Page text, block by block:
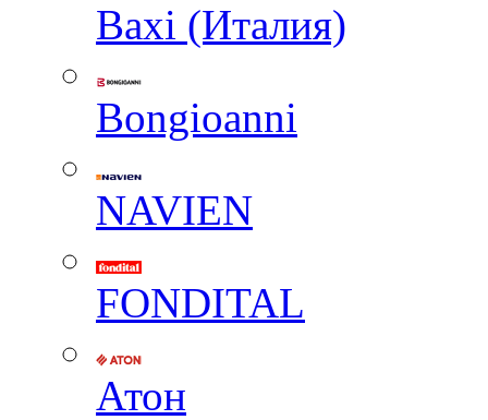
Baxi (Италия)
Вongioanni
NAVIEN
FONDITAL
Атон